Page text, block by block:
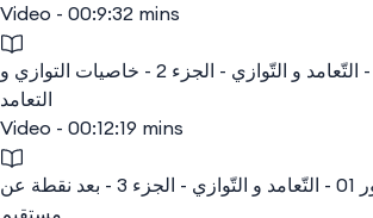
Video - 00:9:32 mins
الهندسة - المحور 01 - التّعامد و التّوازي - الجزء 2 - خاصيات التوازي و
التعامد
Video - 00:12:19 mins
الهندسة - المحور 01 - التّعامد و التّوازي - الجزء 3 - بعد نقطة عن
مستقيم